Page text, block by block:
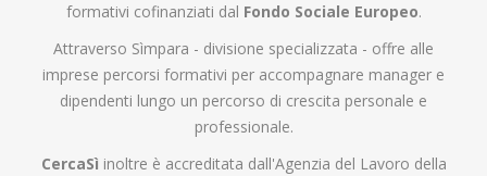
formativi cofinanziati dal Fondo Sociale Europeo.
Attraverso Sìmpara - divisione specializzata - offre alle
imprese percorsi formativi per accompagnare manager e
dipendenti lungo un percorso di crescita personale e
professionale.
CercaSì inoltre è accreditata dall'Agenzia del Lavoro della